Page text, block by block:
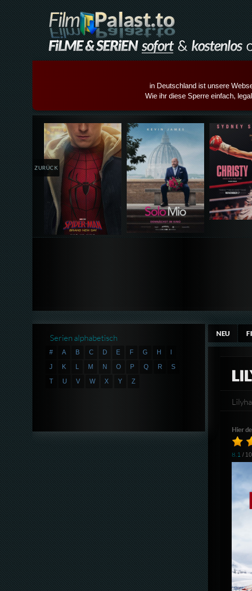
in Deutschland ist unsere
Wie ihr diese Sperre einfach,
Details,Play Details,Play
ZURÜCK
NEU
Hier
8.1 /
Serien alphabetisch
# A B C D E F G H
J
K L M N O P Q R
S
T
U V W X Y Z